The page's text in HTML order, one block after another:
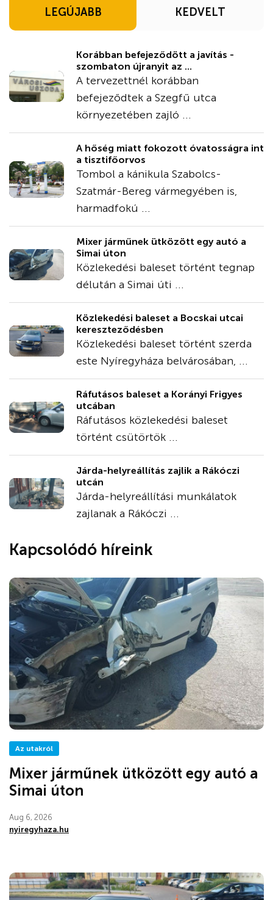
LEGÚJABB KEDVELT
Korábban befejeződött a javítás -
szombaton újranyit az ...
A tervezettnél korábban
befejeződtek a Szegfű utca
környezetében zajló ...
A hőség miatt fokozott óvatosságra int
a tisztifőorvos
Tombol a kánikula Szabolcs-
Szatmár-Bereg vármegyében is,
harmadfokú ...
Mixer járműnek ütközött egy autó a
Simai úton
Közlekedési baleset történt tegnap
délután a Simai úti ...
Közlekedési baleset a Bocskai utcai
kereszteződésben
Közlekedési baleset történt szerda
este Nyíregyháza belvárosában, ...
Ráfutásos baleset a Korányi Frigyes
utcában
Ráfutásos közlekedési baleset
történt csütörtök ...
Járda-helyreállítás zajlik a Rákóczi
utcán
Járda-helyreállítási munkálatok
zajlanak a Rákóczi ...
Kapcsolódó híreink
Az utakról
Mixer járműnek ütközött egy autó a
Simai úton
Aug 6, 2026
nyiregyhaza.hu